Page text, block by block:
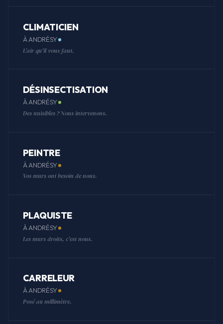
CLIMATICIEN
À ANDRÉSY
L'air qu'il vous faut.
DÉSINSECTISATION
À ANDRÉSY
Des nuisibles ? Nous intervenons.
PEINTRE
À ANDRÉSY
Vos murs ont besoin de nous.
PLAQUISTE
À ANDRÉSY
Les murs droits, c'est nous.
CARRELEUR
À ANDRÉSY
Posé au millimètre.